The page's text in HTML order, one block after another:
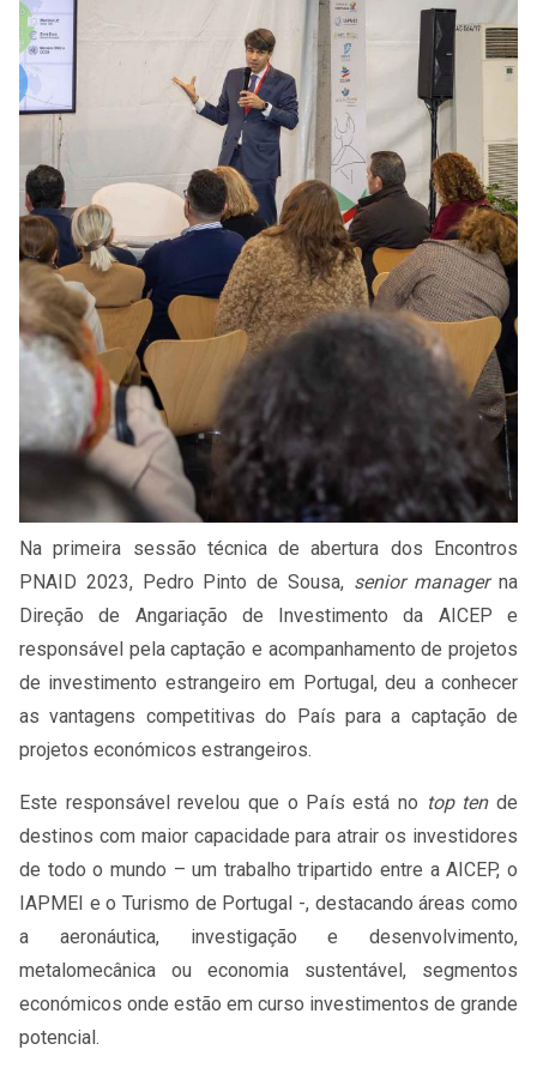
Na primeira sessão técnica de abertura dos Encontros
PNAID 2023, Pedro Pinto de Sousa, senior managerna
Direção de Angariação de Investimento da AICEP e
responsável pela captação e acompanhamento de projetos
de investimento estrangeiro em Portugal, deu a conhecer
as vantagens competitivas do País para a captação de
projetos económicos estrangeiros.
Este responsável revelou que o País está no top tende
destinos com maior capacidade para atrair os investidores
de todo o mundo – um trabalho tripartido entre a AICEP, o
IAPMEI e o Turismo de Portugal -, destacando áreas como
a aeronáutica, investigação e desenvolvimento,
metalomecânica ou economia sustentável, segmentos
económicos onde estão em curso investimentos de grande
potencial.